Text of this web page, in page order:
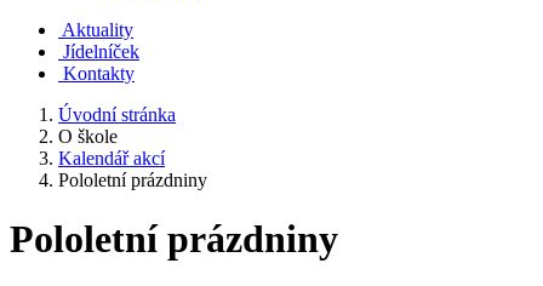
Aktuality
Jídelníček
Kontakty
Úvodní stránka
O škole
Kalendář akcí
Pololetní prázdniny
Pololetní prázdniny